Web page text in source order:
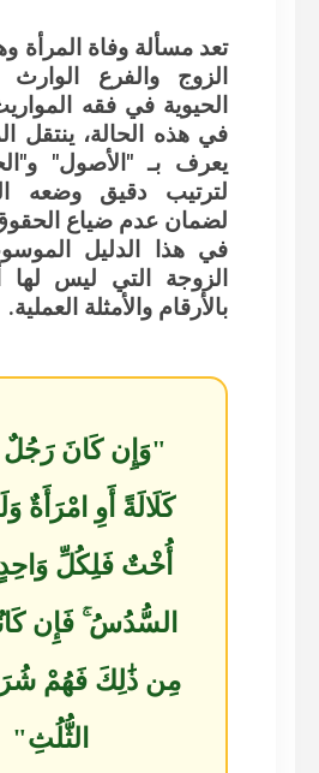
تعد مسألة وفاة المرأة
الزوج والفرع الوارث
في هذه الحالة، ينتقل
يعرف بـ "الأصول"
لترتيب دقيق وضعه
لضمان عدم ضياع
في هذا الدليل
الزوجة التي ليس لها
بالأرقام والأمثلة العملية.
"وَإِن كَانَ رَجُلٌ
كَلَالَةً أَوِ امْرَأَةٌ وَلَهُ
أُخْتٌ فَلِكُلِّ وَاحِدٍ
السُّدُسُ ۚ فَإِن
مِن ذَٰلِكَ فَهُمْ
الثُّلُثِ"